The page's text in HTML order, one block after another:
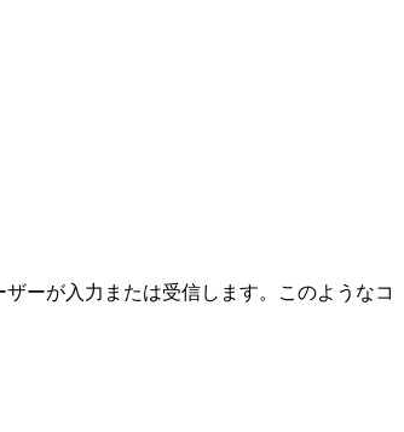
ーが入力または受信します。このようなコ